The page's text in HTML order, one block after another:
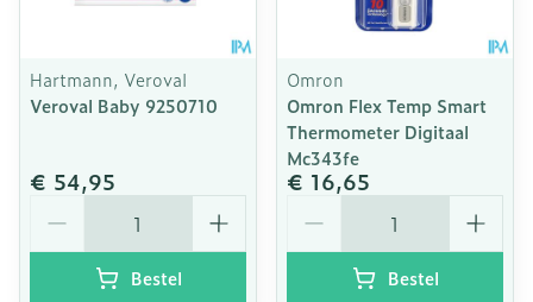
Hartmann, Veroval
Veroval Baby 9250710
€ 54,95
Bestel
Omron
Omron Flex Temp Smart
Thermometer Digitaal
Mc343fe
€ 16,65
Bestel